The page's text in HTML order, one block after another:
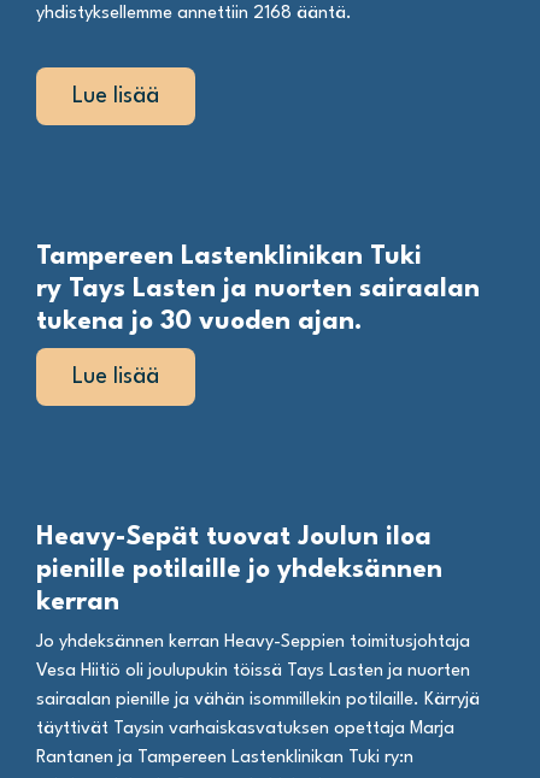
yhdistyksellemme annettiin 2168 ääntä.
Lue lisää
Tampereen Lastenklinikan Tuki
ry Tays Lasten ja nuorten sairaalan
tukena jo 30 vuoden ajan.
Lue lisää
Heavy-Sepät tuovat Joulun iloa
pienille potilaille jo yhdeksännen
kerran
Jo yhdeksännen kerran Heavy-Seppien toimitusjohtaja
Vesa Hiitiö oli joulupukin töissä Tays Lasten ja nuorten
sairaalan pienille ja vähän isommillekin potilaille. Kärryjä
täyttivät Taysin varhaiskasvatuksen opettaja Marja
Rantanen ja Tampereen Lastenklinikan Tuki ry:n